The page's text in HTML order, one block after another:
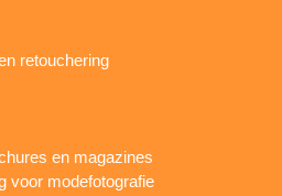
retouchering
en magazines
voor modefotografie